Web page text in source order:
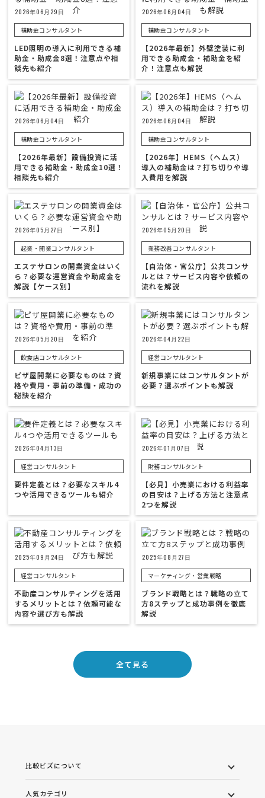
2026年06月29日
補助金コンサルタント
LED照明の導入に利用できる補
助金・助成金8選！注意点や相
談先も紹介
2026年06月04日
補助金コンサルタント
【2026年最新】外壁塗装に利
用できる助成金・補助金を紹
介！注意点も解説
2026年06月04日
補助金コンサルタント
【2026年最新】設備投資に活
用できる補助金・助成金10選！
相談先も紹介
2026年06月04日
補助金コンサルタント
【2026年】HEMS（ヘムス）
導入の補助金は？打ち切りや導
入費用を解説
2026年05月27日
起業・開業コンサルタント
エステサロンの開業資金はいく
ら？必要な運営資金や助成金を
解説【ケース別】
2026年05月20日
業務改善コンサルタント
【自治体・官公庁】公共コンサ
ルとは？サービス内容や依頼の
流れを解説
2026年05月20日
飲食店コンサルタント
ピザ屋開業に必要なものは？資
格や費用・事前の準備・成功の
秘訣を紹介
2026年04月22日
経営コンサルタント
新規事業にはコンサルタントが
必要？選ぶポイントも解説
2026年04月13日
経営コンサルタント
要件定義とは？必要なスキル4
つや活用できるツールも紹介
2026年01月07日
財務コンサルタント
【必見】小売業における利益率
の目安は？上げる方法と注意点
2つを解説
2025年09月24日
経営コンサルタント
不動産コンサルティングを活用
するメリットとは？依頼可能な
内容や選び方も解説
2025年08月27日
マーケティング・営業戦略
ブランド戦略とは？戦略の立て
方8ステップと成功事例を徹底
解説
全て見る
比較ビズについて
人気カテゴリ